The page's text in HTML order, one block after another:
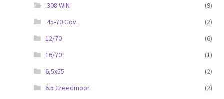
.308 WIN
(9)
.45-70 Gov.
(2)
12/70
(6)
16/70
(1)
6,5x55
(2)
6.5 Creedmoor
(2)